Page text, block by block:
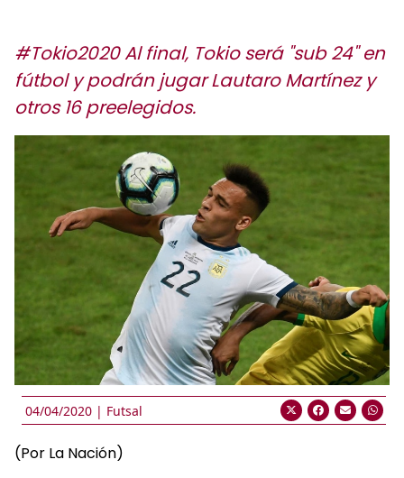
#Tokio2020 Al final, Tokio será "sub 24" en
fútbol y podrán jugar Lautaro Martínez y
otros 16 preelegidos.
04/04/2020 | Futsal
(Por La Nación)